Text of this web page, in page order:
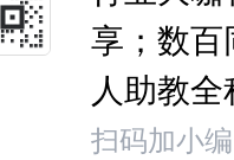
享；数
人助教全
扫码加小